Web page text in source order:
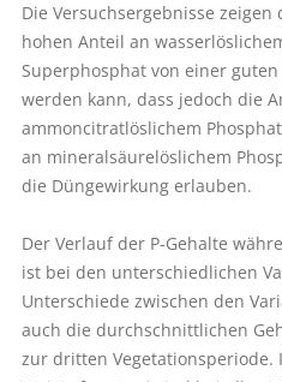
Die Versuchsergebnisse
hohen Anteil an
Superphosphat von einer
werden kann, dass jedoch die
ammoncitratlöslichem
an mineralsäurelöslichem
die Düngewirkung erlauben.
Der Verlauf der P-Gehalte
ist bei den unterschiedlichen
Unterschiede zwischen den
auch die durchschnittlichen
zur dritten Vegetationsperiode.